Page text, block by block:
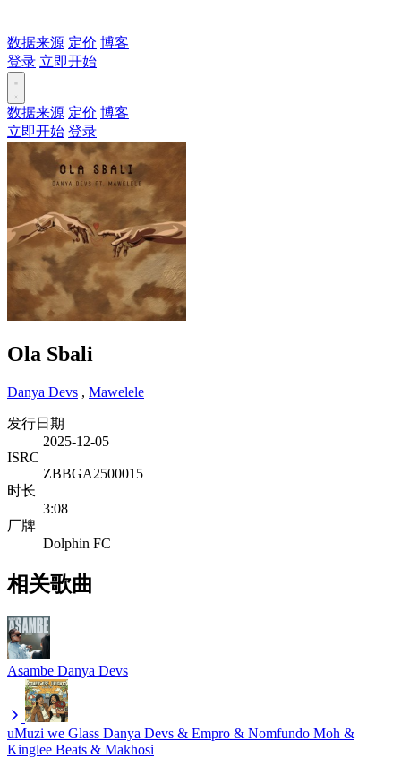
数据来源 定价 博客
登录 立即开始
数据来源 定价 博客
立即开始 登录
Ola Sbali
Danya Devs , Mawelele
发行日期
2025-12-05
ISRC
ZBBGA2500015
时长
3:08
厂牌
Dolphin FC
相关歌曲
Asambe Danya Devs
uMuzi we Glass Danya Devs & Empro & Nomfundo Moh &
Kinglee Beats & Makhosi